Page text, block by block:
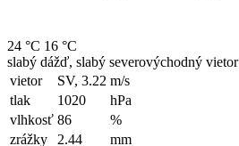
24 °C 16 °C
slabý dážď, slabý severovýchodný vietor
vietor
SV, 3.22 m/s
tlak
1020
hPa
vlhkosť 86
%
zrážky
2.44
mm